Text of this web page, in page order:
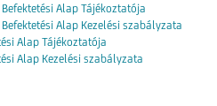
Alap Tájékoztatója
Alap Kezelési szabályzata
Alap Tájékoztatója
Alap Kezelési szabályzata